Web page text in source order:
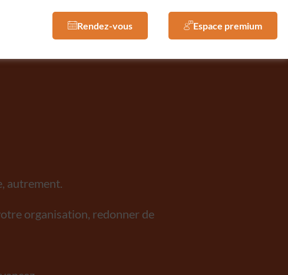
Rendez-vous Espace premium
autrement.
organisation, redonner de